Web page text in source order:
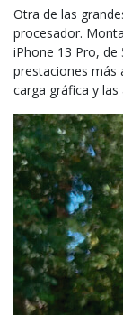
Otra de las
procesador.
iPhone 13 Pro, de
prestaciones más
carga gráfica y